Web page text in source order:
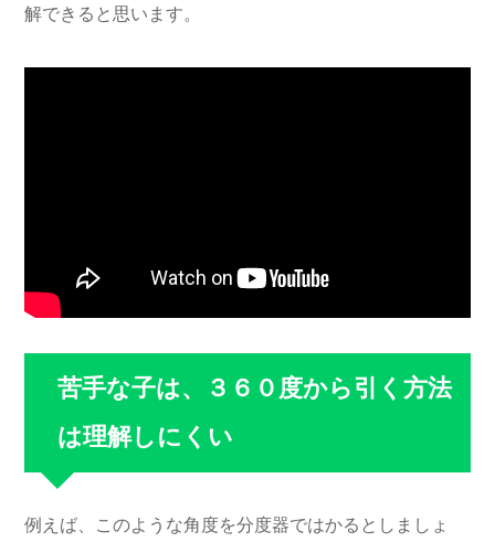
解できると思います。
苦手な子は、３６０度から引く方法
は理解しにくい
例えば、このような角度を分度器ではかるとしましょ